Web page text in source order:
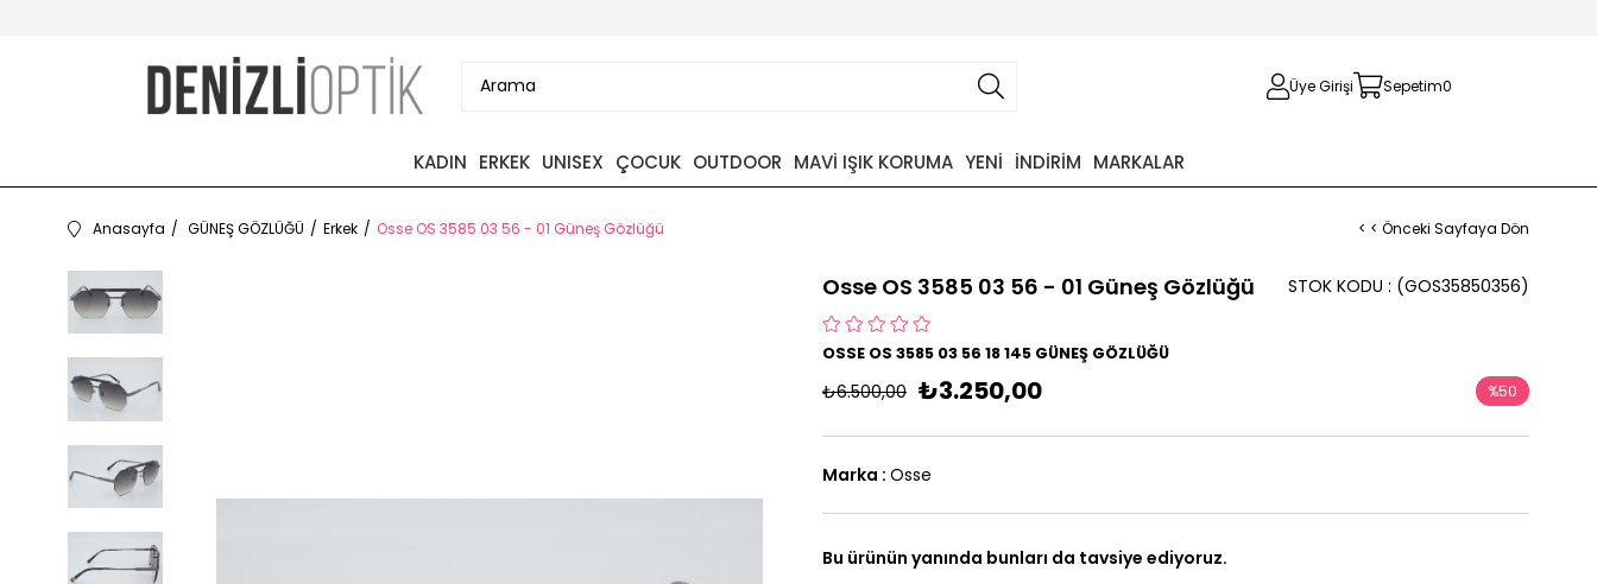
Üye Girişi Sepetim0
KADIN ERKEK UNISEX ÇOCUK OUTDOOR MAVİ IŞIK KORUMA YENİ İNDİRİM MARKALAR
Anasayfa GÜNEŞ GÖZLÜĞÜ Erkek Osse OS 3585 03 56 - 01 Güneş Gözlüğü < < Önceki Sayfaya Dön
Osse OS 3585 03 56 - 01 Güneş Gözlüğü (GOS35850356)
STOK KODU
OSSE OS 3585 03 56 18 145 GÜNEŞ GÖZLÜĞÜ
₺6.500,00 ₺3.250,00 %50
Marka : Osse
Bu ürünün yanında bunları da tavsiye ediyoruz.